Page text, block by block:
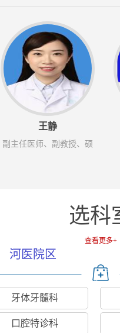
副教授
副主任
选科
查看更多+
河医院区
牙体牙髓科
口腔特诊科